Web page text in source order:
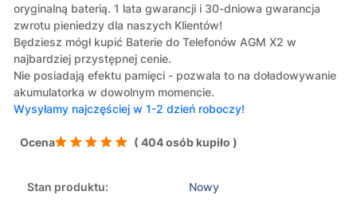
oryginalną baterią. 1 lata gwarancji i 30-dniowa gwarancja
zwrotu pieniedzy dla naszych Klientów!
Będziesz mógł kupić Baterie do Telefonów AGM X2 w
najbardziej przystępnej cenie.
Nie posiadają efektu pamięci - pozwala to na doładowywanie
akumulatorka w dowolnym momencie.
Wysyłamy najczęściej w 1-2 dzień roboczy!
Ocena ( 404 osób kupiło )
Stan produktu: Nowy